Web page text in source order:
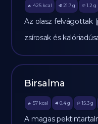
🔥 425 kcal 🥩 21.7 g 🥔 1.2 g
Az olasz felvágottak
zsírosak és
Birsalma
🔥 57 kcal 🥩 0.4 g 🥔 15.3g
A magas